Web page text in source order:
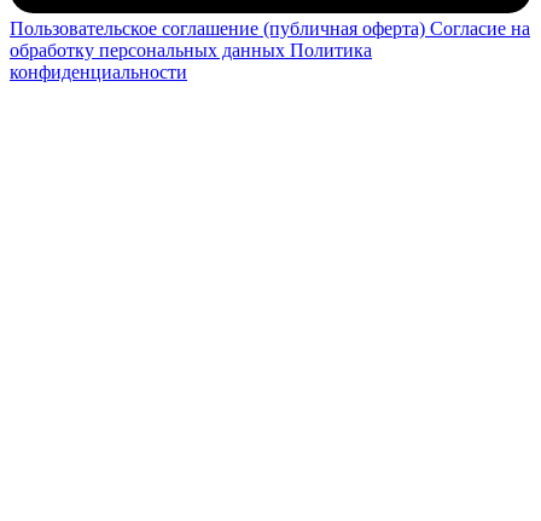
Пользовательское соглашение (публичная оферта) Согласие на
обработку персональных данных Политика
конфиденциальности